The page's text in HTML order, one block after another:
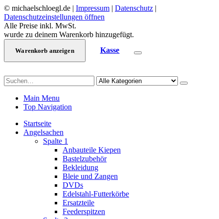
© michaelschloegl.de | Impressum | Datenschutz |
Datenschutzeinstellungen öffnen
Alle Preise inkl. MwSt.
wurde zu deinem Warenkorb hinzugefügt.
Warenkorb anzeigen Kasse
Main Menu
Top Navigation
Startseite
Angelsachen
Spalte 1
Anbauteile Kiepen
Bastelzubehör
Bekleidung
Bleie und Zangen
DVDs
Edelstahl-Futterkörbe
Ersatzteile
Feederspitzen